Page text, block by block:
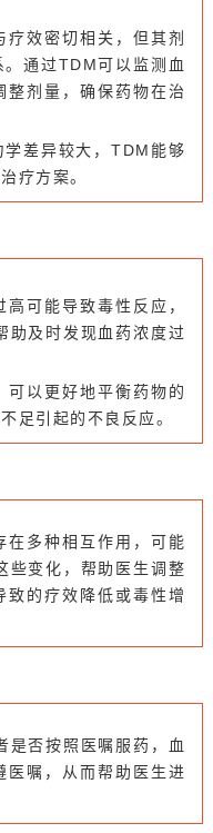
效密切相关，但其剂
通过TDM可以监测血
整剂量，确保药物在治
差异较大，TDM能够
疗方案。
可能导致毒性反应，
助及时发现血药浓度过
可以更好地平衡药物的
足引起的不良反应。
在多种相互作用，可能
些变化，帮助医生调整
致的疗效降低或毒性增
是否按照医嘱服药，血
医嘱，从而帮助医生进